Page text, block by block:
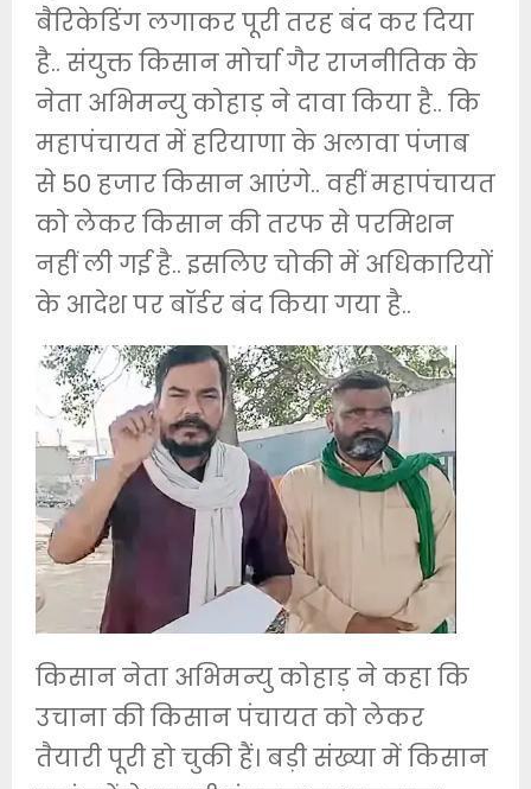
बैरिकेडिंग लगाकर पूरी तरह बंद कर दिया
है.. संयुक्त किसान मोर्चा गैर राजनीतिक के
नेता अभिमन्यु कोहाड़ ने दावा किया है.. कि
महापंचायत में हरियाणा के अलावा पंजाब
से 50 हजार किसान आएंगे.. वहीं महापंचायत
को लेकर किसान की तरफ से परमिशन
नहीं ली गई है.. इसलिए चोकी में अधिकारियों
के आदेश पर बॉर्डर बंद किया गया है..
किसान नेता अभिमन्यु कोहाड़ ने कहा कि
उचाना की किसान पंचायत को लेकर
तैयारी पूरी हो चुकी हैं। बड़ी संख्या में किसान